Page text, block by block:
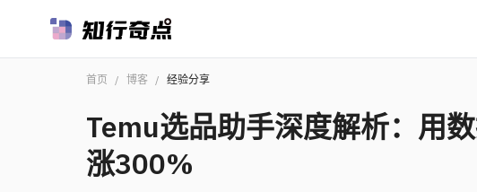
首页 / 博客 / 经验分享
Temu选品助手深度解析：用
涨300%